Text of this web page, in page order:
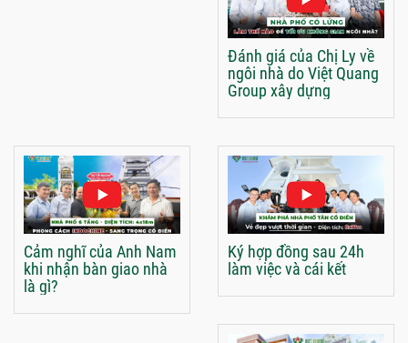
Đánh giá của Chị Ly về
ngôi nhà do Việt Quang
Group xây dựng
Cảm nghĩ của Anh Nam
khi nhận bàn giao nhà
là gì?
Ký hợp đồng sau 24h
làm việc và cái kết